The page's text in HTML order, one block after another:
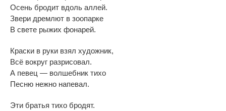
Осень бродит вдоль аллей.
Звери дремлют в зоопарке
В свете рыжих фонарей.
Краски в руки взял художник,
Всё вокруг разрисовал.
А певец — волшебник тихо
Песню нежно напевал.
Эти братья тихо бродят.